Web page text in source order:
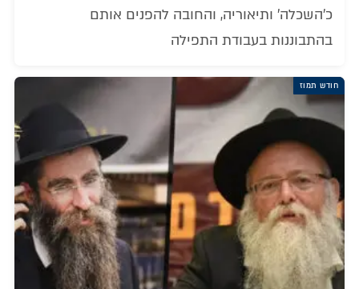
כ'השכלה' ותיאוריה, והחובה להפנים אותם
בהתבוננות בעבודת התפילה
חודש תמוז